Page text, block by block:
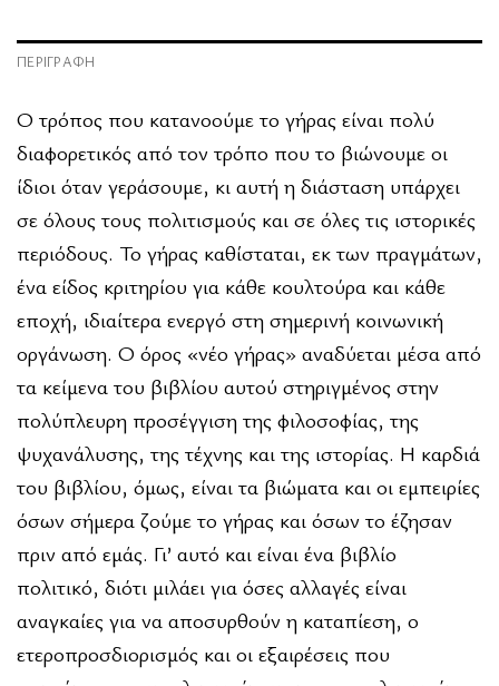
ΠΕΡΙΓΡΑΦΉ
Ο τρόπος που κατανοούμε το γήρας είναι πολύ
διαφορετικός από τον τρόπο που το βιώνουμε οι
ίδιοι όταν γεράσουμε, κι αυτή η διάσταση υπάρχει
σε όλους τους πολιτισμούς και σε όλες τις ιστορικές
περιόδους. Το γήρας καθίσταται, εκ των πραγμάτων,
ένα είδος κριτηρίου για κάθε κουλτούρα και κάθε
εποχή, ιδιαίτερα ενεργό στη σημερινή κοινωνική
οργάνωση. Ο όρος «νέο γήρας» αναδύεται μέσα από
τα κείμενα του βιβλίου αυτού στηριγμένος στην
πολύπλευρη προσέγγιση της φιλοσοφίας, της
ψυχανάλυσης, της τέχνης και της ιστορίας. Η καρδιά
του βιβλίου, όμως, είναι τα βιώματα και οι εμπειρίες
όσων σήμερα ζούμε το γήρας και όσων το έζησαν
πριν από εμάς. Γι’ αυτό και είναι ένα βιβλίο
πολιτικό, διότι μιλάει για όσες αλλαγές είναι
αναγκαίες για να αποσυρθούν η καταπίεση, ο
ετεροπροσδιορισμός και οι εξαιρέσεις που